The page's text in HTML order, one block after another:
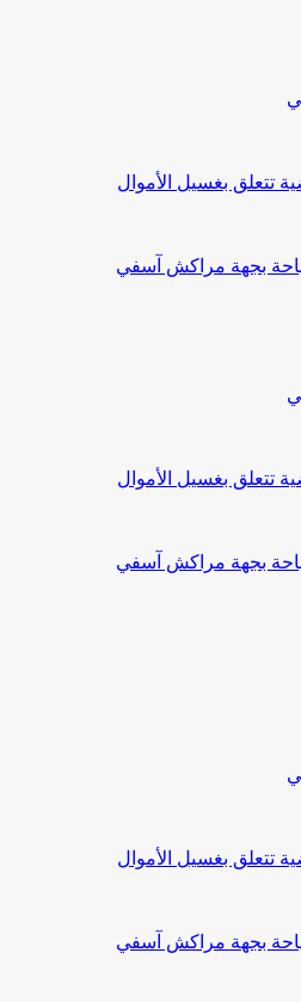
بجهة مراكش آسفي
بجهة مراكش آسفي
بجهة مراكش آسفي